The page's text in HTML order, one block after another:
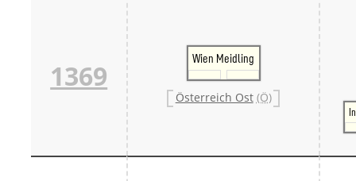
1369
Wien Meidling
Österreich Ost (Ö)